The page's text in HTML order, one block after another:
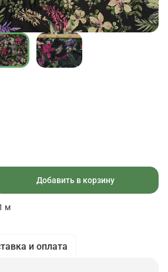
Добавить в корзину
м
и оплата